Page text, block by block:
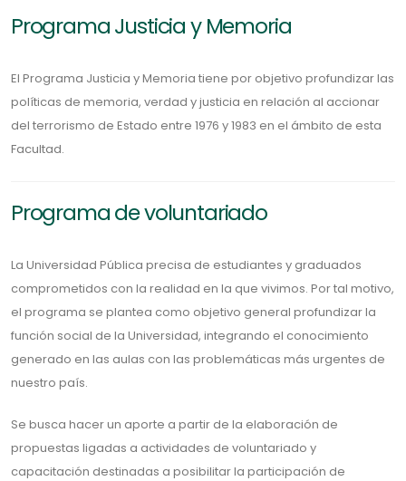
Programa Justicia y Memoria
El Programa Justicia y Memoria tiene por objetivo profundizar las
políticas de memoria, verdad y justicia en relación al accionar
del terrorismo de Estado entre 1976 y 1983 en el ámbito de esta
Facultad.
Programa de voluntariado
La Universidad Pública precisa de estudiantes y graduados
comprometidos con la realidad en la que vivimos. Por tal motivo,
el programa se plantea como objetivo general profundizar la
función social de la Universidad, integrando el conocimiento
generado en las aulas con las problemáticas más urgentes de
nuestro país.
Se busca hacer un aporte a partir de la elaboración de
propuestas ligadas a actividades de voluntariado y
capacitación destinadas a posibilitar la participación de